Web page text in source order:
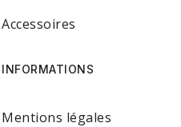
Accessoires
INFORMATIONS
Mentions légales